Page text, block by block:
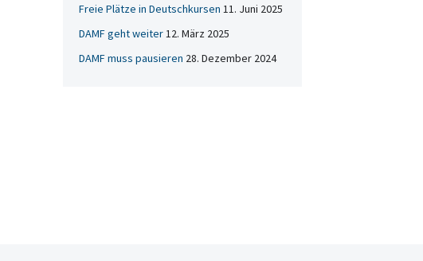
Freie Plätze in Deutschkursen 11. Juni 2025
DAMF geht weiter 12. März 2025
DAMF muss pausieren 28. Dezember 2024